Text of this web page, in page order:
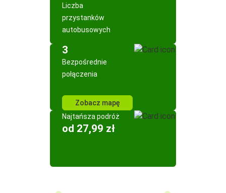
Liczba
przystanków
autobusowych
3
Bezpośrednie
połączenia
Zobacz mapę
Najtańsza podróż
od 27,99 zł